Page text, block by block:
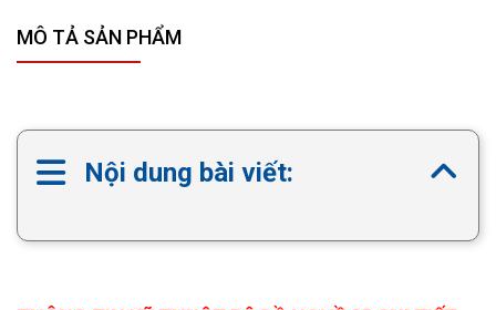
MÔ TẢ SẢN PHẨM
Nội dung bài viết: